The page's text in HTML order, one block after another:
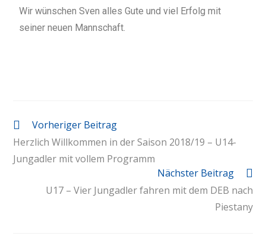
Wir wünschen Sven alles Gute und viel Erfolg mit
seiner neuen Mannschaft.
Vorheriger Beitrag
Herzlich Willkommen in der Saison 2018/19 – U14-
Jungadler mit vollem Programm
Nächster Beitrag
U17 – Vier Jungadler fahren mit dem DEB nach
Piestany